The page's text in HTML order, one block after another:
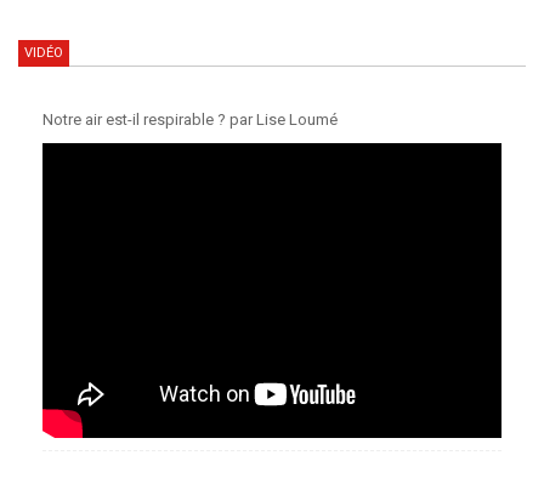
VIDÉO
Notre air est-il respirable ? par Lise Loumé